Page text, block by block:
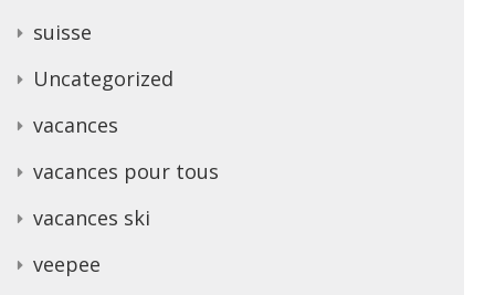
suisse
Uncategorized
vacances
vacances pour tous
vacances ski
veepee